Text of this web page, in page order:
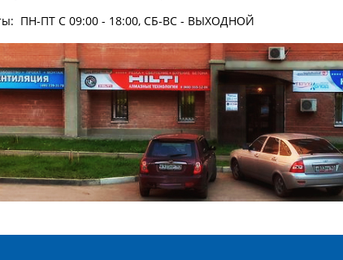
ПН-ПТ С 09:00 - 18:00, СБ-ВС - ВЫХОДНОЙ